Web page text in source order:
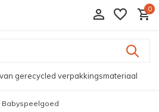
0
gerecycled verpakkingsmateriaal
Babyspeelgoed